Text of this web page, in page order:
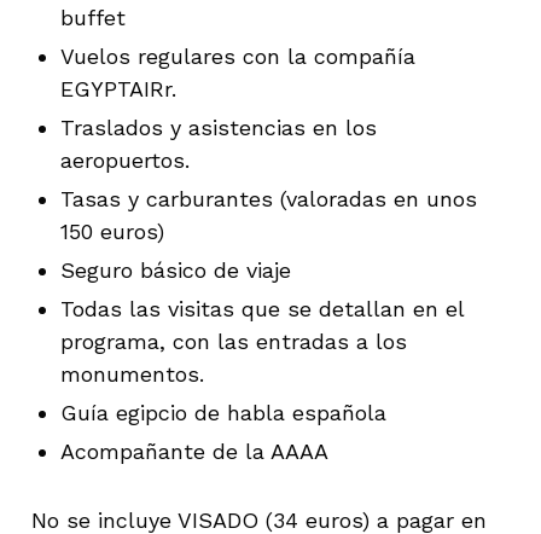
buffet
Vuelos regulares con la compañía
EGYPTAIRr.
Traslados y asistencias en los
aeropuertos.
Tasas y carburantes (valoradas en unos
150 euros)
Seguro básico de viaje
Todas las visitas que se detallan en el
programa, con las entradas a los
monumentos.
Guía egipcio de habla española
Acompañante de la AAAA
No se incluye VISADO (34 euros) a pagar en